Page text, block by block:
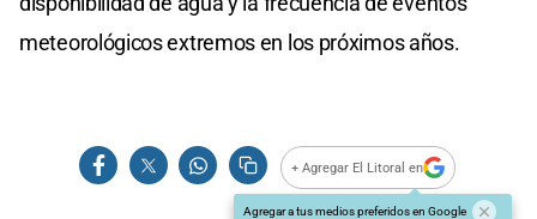
meteorológicos extremos en los próximos años.
+ Agregar El Litoral en
Agregar a tus medios preferidos en Google